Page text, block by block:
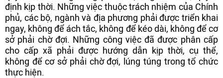
định kịp thời. Những việc thuộc trách nhiệm của Chính
phủ, các bộ, ngành và địa phương phải được triển khai
ngay, không để ách tắc, không để kéo dài, không để cơ
sở phải chờ đợi. Những công việc đã được phân cấp
cho cấp xã phải được hướng dẫn kịp thời, cụ thể,
không để cơ sở phải chờ đợi, lúng túng trong tổ chức
thực hiện.